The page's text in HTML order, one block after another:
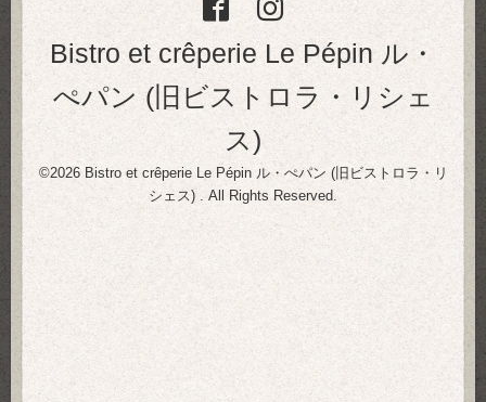
Bistro et crêperie Le Pépin ル・
ぺパン (旧ビストロラ・リシェ
ス)
©2026 Bistro et crêperie Le Pépin ル・ぺパン (旧ビストロラ・リ
シェス)
. All Rights Reserved.